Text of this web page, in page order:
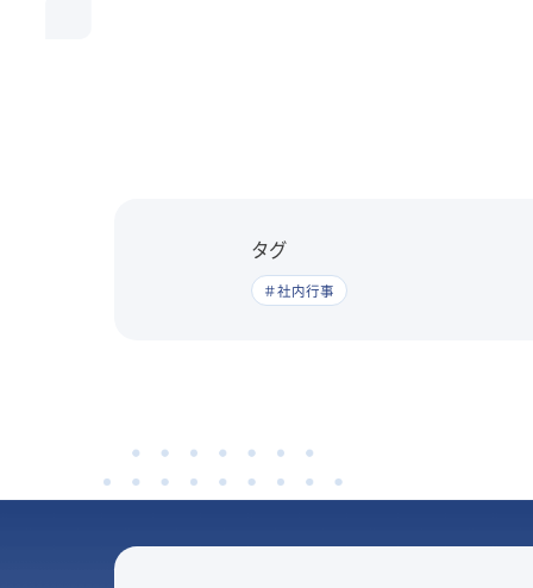
タグ
＃社内行事